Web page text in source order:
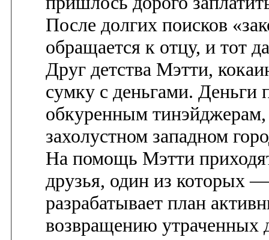
После долгих поисков
обращается к отцу, и тот
Друг детства Мэтти,
сумку с деньгами. Деньги
обкуренным
захолустном западном
На помощь Мэтти
друзья, один из которых
разрабатывает план
возвращению утраченных